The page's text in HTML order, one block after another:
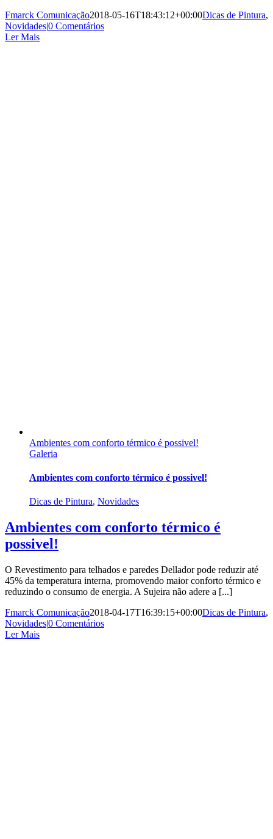
Fmarck Comunicação2018-05-16T18:43:12+00:00Dicas de Pintura,
Novidades|0 Comentários
Ler Mais
Ambientes com conforto térmico é possivel!
Galeria
Ambientes com conforto térmico é possivel!
Dicas de Pintura, Novidades
Ambientes com conforto térmico é
possivel!
O Revestimento para telhados e paredes Dellador pode reduzir até
45% da temperatura interna, promovendo maior conforto térmico e
reduzindo o consumo de energia. A Sujeira não adere a [...]
Fmarck Comunicação2018-04-17T16:39:15+00:00Dicas de Pintura,
Novidades|0 Comentários
Ler Mais